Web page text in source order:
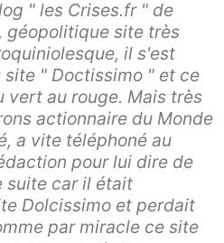
" les Crises.fr " de
géopolitique site très
il s'est
" Doctissimo " et ce
vert au rouge. Mais très
actionnaire du Monde
a vite téléphoné au
pour lui dire de
suite car il était
Dolcissimo et perdait
par miracle ce site